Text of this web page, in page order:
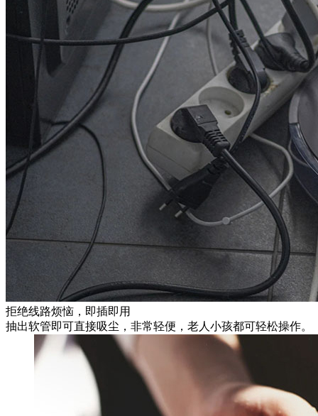
拒绝线路烦恼，即插即用
抽出软管即可直接吸尘，非常轻便，老人小孩都可轻松操作。